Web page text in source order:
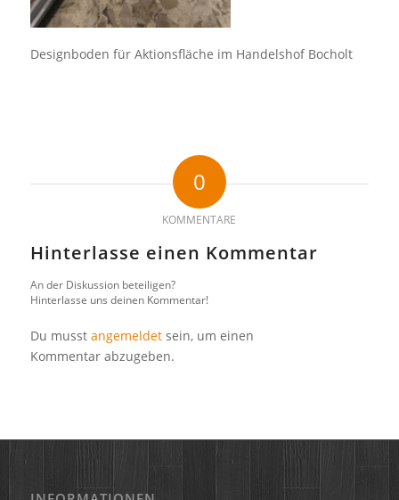
Designboden für Aktionsfläche im Handelshof Bocholt
0
KOMMENTARE
Hinterlasse einen Kommentar
An der Diskussion beteiligen?
Hinterlasse uns deinen Kommentar!
Du musst angemeldetsein, um einen
Kommentar abzugeben.